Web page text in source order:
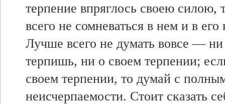
терпение впряглось своею силою,
всего не сомневаться в нем и в
Лучше всего не думать вовсе —
терпишь, ни о своем терпении;
своем терпении, то думай с
неисчерпаемости. Стоит сказать